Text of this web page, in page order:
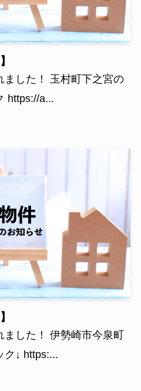
ました！ 玉村町下之宮の
https://a...
した！ 伊勢崎市今泉町
ク↓ https:...